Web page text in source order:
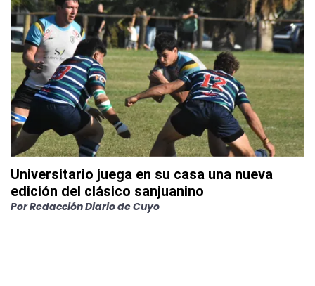
Universitario juega en su casa una nueva
edición del clásico sanjuanino
PorRedacción Diario de Cuyo